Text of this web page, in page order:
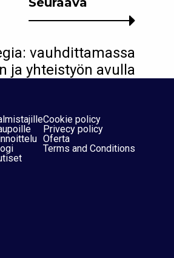
vauhdittamassa
ja yhteistyön avulla
Cookie policy
Privecy policy
Oferta
Terms and Conditions